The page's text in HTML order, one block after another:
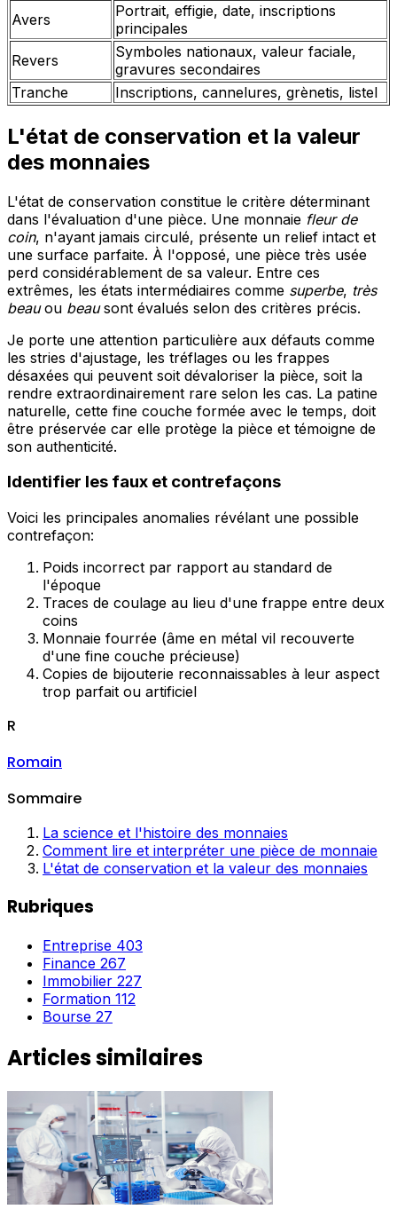
Avers
Portrait, effigie, date, inscriptions
principales
Revers
Symboles nationaux, valeur faciale,
gravures secondaires
Tranche
Inscriptions, cannelures, grènetis, listel
L'état de conservation et la valeur
des monnaies
L'état de conservation constitue le critère déterminant
dans l'évaluation d'une pièce. Une monnaie fleur de
coin, n'ayant jamais circulé, présente un relief intact et
une surface parfaite. À l'opposé, une pièce très usée
perd considérablement de sa valeur. Entre ces
extrêmes, les états intermédiaires comme superbe, très
beauou beausont évalués selon des critères précis.
Je porte une attention particulière aux défauts comme
les stries d'ajustage, les tréflages ou les frappes
désaxées qui peuvent soit dévaloriser la pièce, soit la
rendre extraordinairement rare selon les cas. La patine
naturelle, cette fine couche formée avec le temps, doit
être préservée car elle protège la pièce et témoigne de
son authenticité.
Identifier les faux et contrefaçons
Voici les principales anomalies révélant une possible
contrefaçon:
Poids incorrect par rapport au standard de
l'époque
Traces de coulage au lieu d'une frappe entre deux
coins
Monnaie fourrée (âme en métal vil recouverte
d'une fine couche précieuse)
Copies de bijouterie reconnaissables à leur aspect
trop parfait ou artificiel
R
Romain
Sommaire
La science et l'histoire des monnaies
Comment lire et interpréter une pièce de monnaie
L'état de conservation et la valeur des monnaies
Rubriques
Entreprise 403
Finance 267
Immobilier 227
Formation 112
Bourse 27
Articles similaires